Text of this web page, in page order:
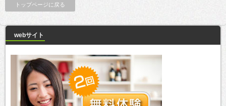
トップページに戻る
webサイト